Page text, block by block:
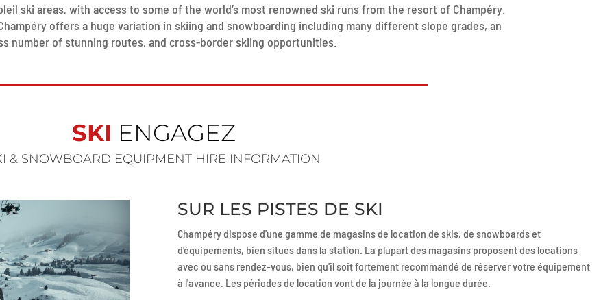
ski areas, with access to some of the world’s most renowned ski runs from the resort of Champéry.
offers a huge variation in skiing and snowboarding including many different slope grades, an
number of stunning routes, and cross-border skiing opportunities.
SKI ENGAGEZ
& SNOWBOARD EQUIPMENT HIRE INFORMATION
SUR LES PISTES DE SKI
Champéry dispose d'une gamme de magasins de location de skis, de snowboards et
d'équipements, bien situés dans la station. La plupart des magasins proposent des locations
avec ou sans rendez-vous, bien qu'il soit fortement recommandé de réserver votre équipement
à l'avance. Les périodes de location vont de la journée à la longue durée.